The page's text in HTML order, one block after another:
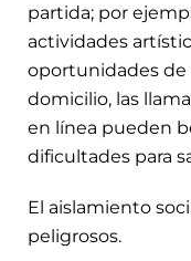
partida; por
actividades
oportunidades de
domicilio, las
en línea pueden
dificultades para
El aislamiento
peligrosos.